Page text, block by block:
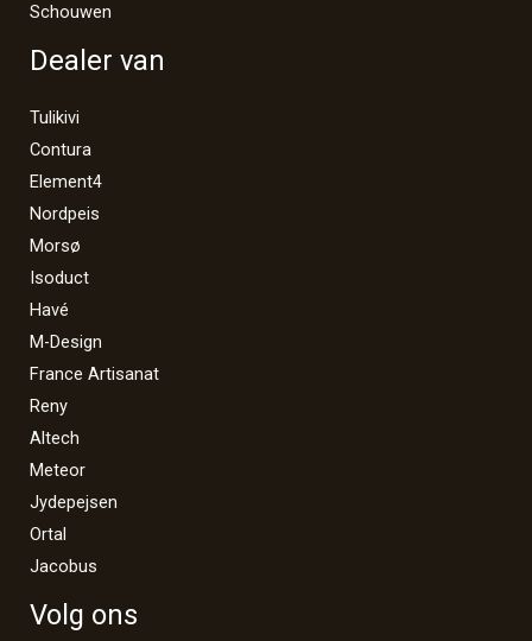
Schouwen
Dealer van
Tulikivi
Contura
Element4
Nordpeis
Morsø
Isoduct
Havé
M-Design
France Artisanat
Reny
Altech
Meteor
Jydepejsen
Ortal
Jacobus
Volg ons